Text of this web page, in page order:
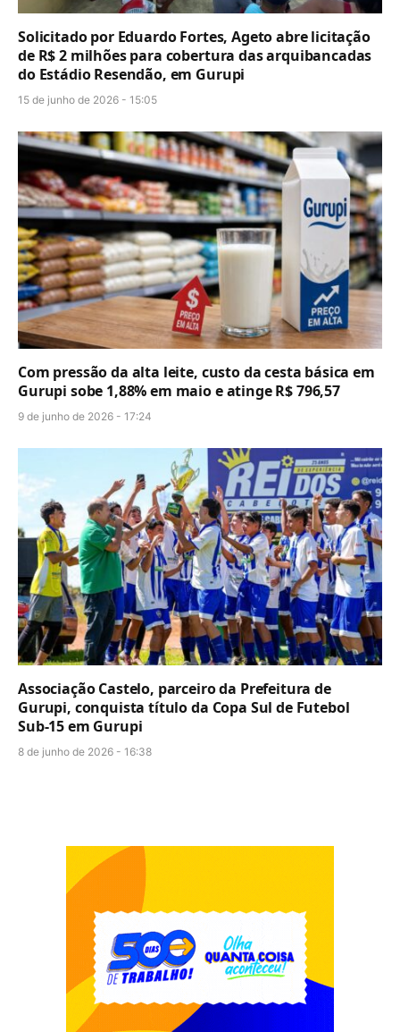
Solicitado por Eduardo Fortes, Ageto abre licitação
de R$ 2 milhões para cobertura das arquibancadas
do Estádio Resendão, em Gurupi
15 de junho de 2026 - 15:05
Com pressão da alta leite, custo da cesta básica em
Gurupi sobe 1,88% em maio e atinge R$ 796,57
9 de junho de 2026 - 17:24
Associação Castelo, parceiro da Prefeitura de
Gurupi, conquista título da Copa Sul de Futebol
Sub-15 em Gurupi
8 de junho de 2026 - 16:38